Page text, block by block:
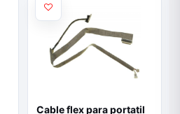
Cable flex para portatil